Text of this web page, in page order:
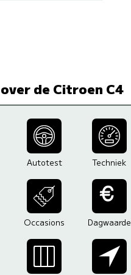
de Citroen C4
Autotest Techniek
Occasions Dagwaarde